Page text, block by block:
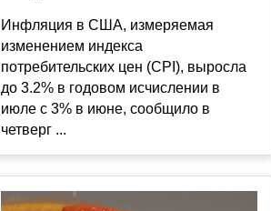
Инфляция в США, измеряемая
изменением индекса
потребительских цен (CPI), выросла
до 3.2% в годовом исчислении в
июле с 3% в июне, сообщило в
четверг ...